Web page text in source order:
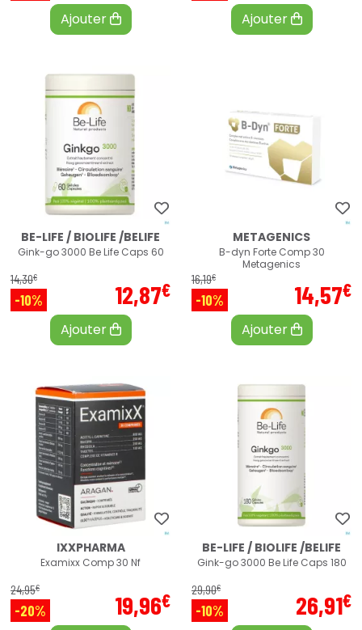
Ajouter Ajouter
BE-LIFE / BIOLIFE /BELIFE
Gink-go 3000 Be Life Caps 60
14,30€
-10% 12,87€
Ajouter
METAGENICS
B-dyn Forte Comp 30
Metagenics
16,19€
-10% 14,57€
Ajouter
IXXPHARMA
Examixx Comp 30 Nf
24,95€
-20% 19,96€
BE-LIFE / BIOLIFE /BELIFE
Gink-go 3000 Be Life Caps 180
29,90€
-10% 26,91€